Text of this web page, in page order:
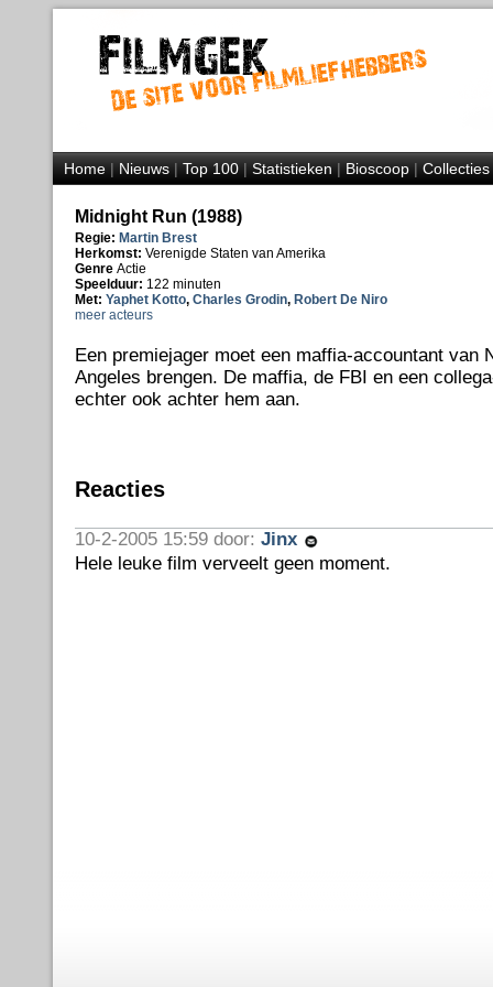
Home|Nieuws|Top 100|Statistieken|Bioscoop|Collecties
Midnight Run (1988)
Regie: Martin Brest
Herkomst: Verenigde Staten van Amerika
Genre Actie
Speelduur: 122 minuten
Met: Yaphet Kotto, Charles Grodin, Robert De Niro
meer acteurs
Een premiejager moet een maffia-accountant van
Angeles brengen. De maffia, de FBI en een
echter ook achter hem aan.
Reacties
10-2-2005 15:59 door: Jinx
Hele leuke film verveelt geen moment.